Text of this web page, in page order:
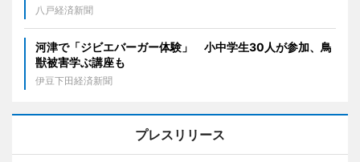
八戸経済新聞
河津で「ジビエバーガー体験」 小中学生30人が参加、鳥
獣被害学ぶ講座も
伊豆下田経済新聞
プレスリリース